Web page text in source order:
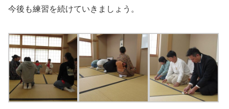
今後も練習を続けていきましょう。